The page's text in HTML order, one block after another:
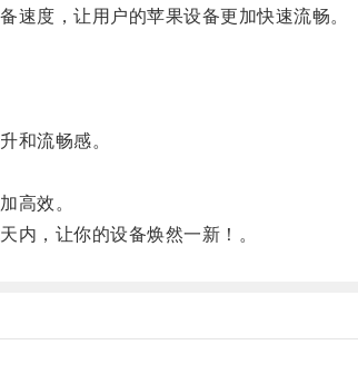
度，让用户的苹果设备更加快速流畅。
和流畅感。
高效。
，让你的设备焕然一新！。